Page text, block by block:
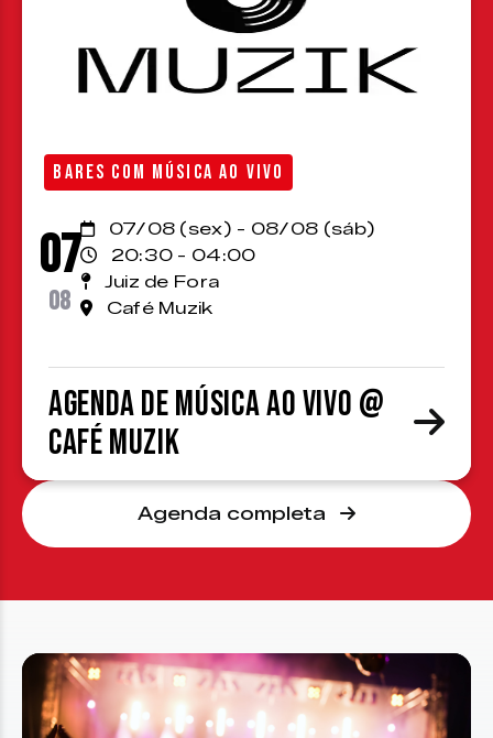
BARES COM MÚSICA AO VIVO
07
08
07/08 (sex) - 08/08 (sáb)
20:30 - 04:00
Juiz de Fora
Café Muzik
Agenda de Música ao Vivo @
Café Muzik
Agenda completa